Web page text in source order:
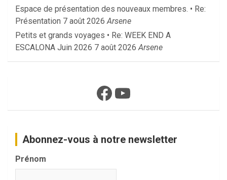
Espace de présentation des nouveaux membres. • Re:
Présentation 7 août 2026 Arsene
Petits et grands voyages • Re: WEEK END A
ESCALONA Juin 2026 7 août 2026 Arsene
Facebook
YouTube
Abonnez-vous à notre newsletter
Prénom